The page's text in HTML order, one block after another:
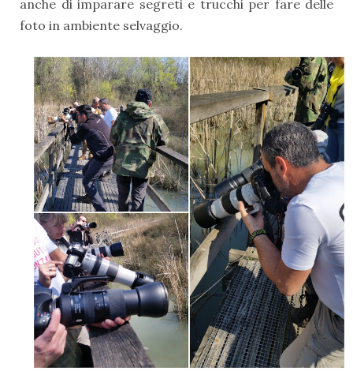
anche di imparare segreti e trucchi per fare delle
foto in ambiente selvaggio.